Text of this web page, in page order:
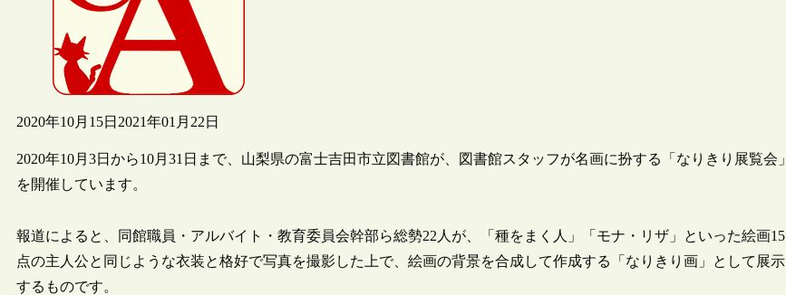
2020年10月15日 2021年01月22日
2020年10月3日から10月31日まで、山梨県の富士吉田市立図書館が、図書館スタッフが名画に扮する「なりきり展覧会」
を開催しています。
報道によると、同館職員・アルバイト・教育委員会幹部ら総勢22人が、「種をまく人」「モナ・リザ」といった絵画15
点の主人公と同じような衣装と格好で写真を撮影した上で、絵画の背景を合成して作成する「なりきり画」として展示
するものです。